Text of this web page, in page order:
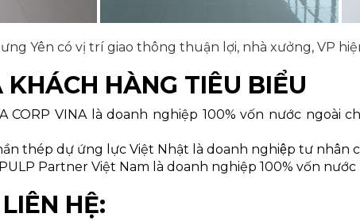
Yên có vị trí giao thông thuận lợi, nhà xưởng, VP
HÀNG TIÊU BIỂU
CORP VINA là doanh nghiệp 100% vốn nước
thép dự ứng lực Việt Nhật là doanh nghiệp tư
Partner Việt Nam là doanh nghiệp 100% vốn
HỆ: